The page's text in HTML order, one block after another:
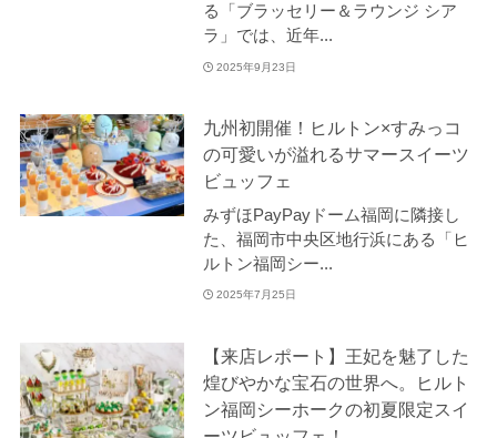
る「ブラッセリー＆ラウンジ シア
ラ」では、近年...
2025年9月23日
九州初開催！ヒルトン×すみっコ
の可愛いが溢れるサマースイーツ
ビュッフェ
みずほPayPayドーム福岡に隣接し
た、福岡市中央区地行浜にある「ヒ
ルトン福岡シー...
2025年7月25日
【来店レポート】王妃を魅了した
煌びやかな宝石の世界へ。ヒルト
ン福岡シーホークの初夏限定スイ